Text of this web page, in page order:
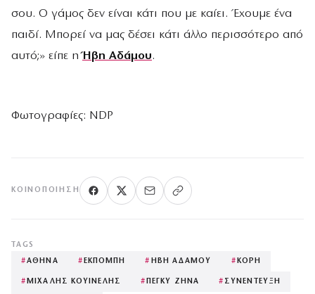
σου. Ο γάμος δεν είναι κάτι που με καίει. Έχουμε ένα
παιδί. Μπορεί να μας δέσει κάτι άλλο περισσότερο από
αυτό;» είπε ηΉβη Αδάμου.
Φωτογραφίες: NDP
ΚΟΙΝΟΠΟΊΗΣΗ
TAGS
#ΑΘΗΝΑ # ΕΚΠΟΜΠΗ # ΗΒΗ ΑΔΑΜΟΥ # ΚΟΡΗ
# ΜΙΧΑΛΗΣ ΚΟΥΙΝΕΛΗΣ # ΠΕΓΚΥ ΖΗΝΑ # ΣΥΝΕΝΤΕΥΞΗ